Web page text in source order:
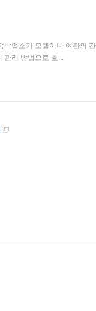
업소가 모텔이나 여관의
관리 방법으로 호...